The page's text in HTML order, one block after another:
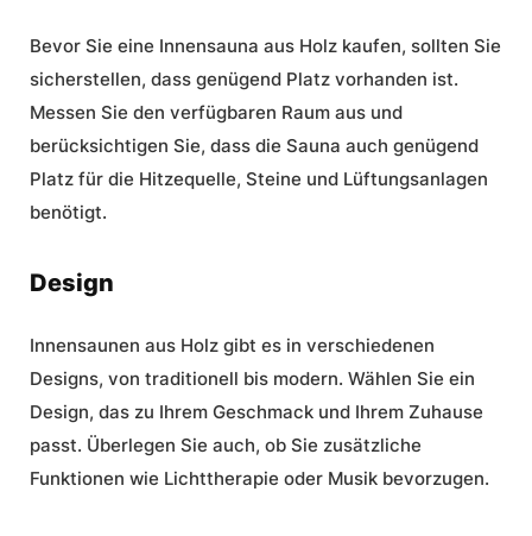
Bevor Sie eine Innensauna aus Holz kaufen, sollten Sie
sicherstellen, dass genügend Platz vorhanden ist.
Messen Sie den verfügbaren Raum aus und
berücksichtigen Sie, dass die Sauna auch genügend
Platz für die Hitzequelle, Steine und Lüftungsanlagen
benötigt.
Design
Innensaunen aus Holz gibt es in verschiedenen
Designs, von traditionell bis modern. Wählen Sie ein
Design, das zu Ihrem Geschmack und Ihrem Zuhause
passt. Überlegen Sie auch, ob Sie zusätzliche
Funktionen wie Lichttherapie oder Musik bevorzugen.